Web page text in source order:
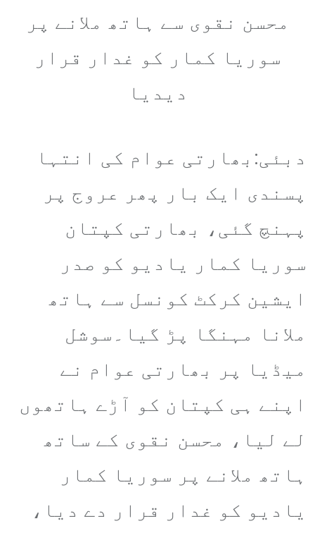
محسن نقوی سے ہاتھ ملانے پر
سوریا کمار کو غدار قرار
دیدیا
دبئی:بھارتی عوام کی انتہا
پسندی ایک بار پھر عروج پر
پہنچ گئی، بھارتی کپتان
سوریا کمار یادیو کو صدر
ایشین کرکٹ کونسل سے ہاتھ
ملانا مہنگا پڑ گیا۔سوشل
میڈیا پر بھارتی عوام نے
اپنے ہی کپتان کو آڑے ہاتھوں
لے لیا، محسن نقوی کے ساتھ
ہاتھ ملانے پر سوریا کمار
یادیو کو غدار قرار دے دیا،